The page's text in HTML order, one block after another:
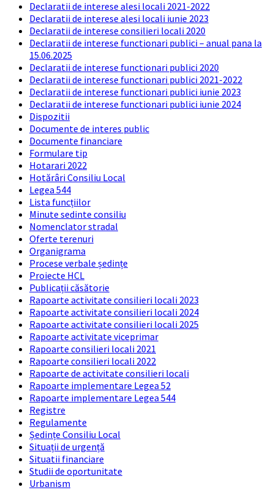
Declaratii de interese alesi locali 2021-2022
Declaratii de interese alesi locali iunie 2023
Declaratii de interese consilieri locali 2020
Declaratii de interese functionari publici – anual pana la
15.06.2025
Declaratii de interese functionari publici 2020
Declaratii de interese functionari publici 2021-2022
Declaratii de interese functionari publici iunie 2023
Declaratii de interese functionari publici iunie 2024
Dispozitii
Documente de interes public
Documente financiare
Formulare tip
Hotarari 2022
Hotărâri Consiliu Local
Legea 544
Lista funcțiilor
Minute sedinte consiliu
Nomenclator stradal
Oferte terenuri
Organigrama
Procese verbale ședințe
Proiecte HCL
Publicații căsătorie
Rapoarte activitate consilieri locali 2023
Rapoarte activitate consilieri locali 2024
Rapoarte activitate consilieri locali 2025
Rapoarte activitate viceprimar
Rapoarte consilieri locali 2021
Rapoarte consilieri locali 2022
Rapoarte de activitate consilieri locali
Rapoarte implementare Legea 52
Rapoarte implementare Legea 544
Registre
Regulamente
Ședințe Consiliu Local
Situații de urgență
Situatii financiare
Studii de oportunitate
Urbanism